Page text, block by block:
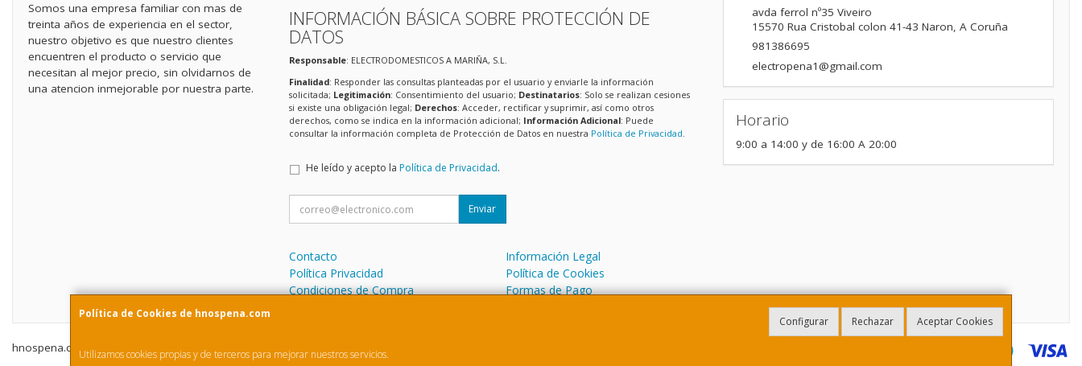
Política de Cookies de hnospena.com
Configurar Rechazar Aceptar Cookies
Utilizamos cookies propias y de terceros para mejorar nuestros servicios.
Somos una empresa familiar con mas de
treinta años de experiencia en el sector,
nuestro objetivo es que nuestro clientes
encuentren el producto o servicio que
necesitan al mejor precio, sin olvidarnos de
una atencion inmejorable por nuestra parte.
INFORMACIÓN BÁSICA SOBRE PROTECCIÓN DE
DATOS
Responsable: ELECTRODOMESTICOS A MARIÑA, S.L.
Finalidad: Responder las consultas planteadas por el usuario y enviarle la información
solicitada; Legitimación: Consentimiento del usuario; Destinatarios: Solo se realizan cesiones
si existe una obligación legal; Derechos: Acceder, rectificar y suprimir, así como otros
derechos, como se indica en la información adicional; Información Adicional: Puede
consultar la información completa de Protección de Datos en nuestra Política de Privacidad
He leído y acepto la Política de Privacidad.
Enviar
Contacto
Información Legal
Política Privacidad
Política de Cookies
Condiciones de Compra
Formas de Pago
avda ferrol nº35 Viveiro
15570 Rua Cristobal colon 41-43 Naron, A Coruña
981386695
electropena1@gmail.com
Horario
9:00 a 14:00 y de 16:00 A 20:00
hnospena.com © 2026